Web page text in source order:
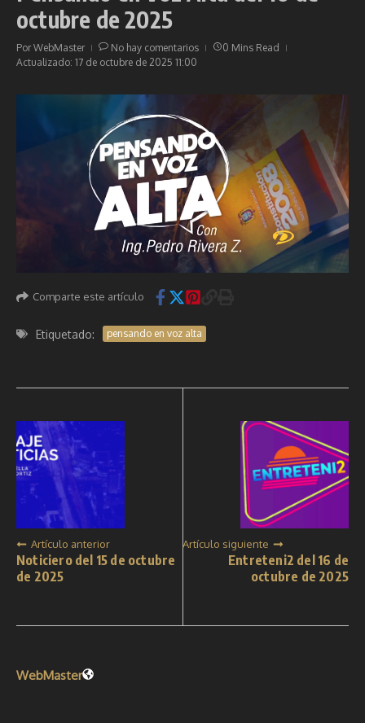
octubre de 2025
PorWebMaster No hay comentarios
0 Mins Read
Actualizado: 17 de octubre de 2025 11:00
Comparte este artículo
Etiquetado: pensando en voz alta
Artículo anterior
Noticiero del 15 de octubre
de 2025
Artículo siguiente
Entreteni2 del 16 de
octubre de 2025
WebMaster